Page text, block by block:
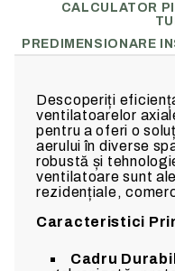
CALCULATOR
PREDIMENSIONARE
Descoperiți
ventilatoarelor
pentru a oferi o
aerului în diverse
robustă și
ventilatoare sunt
rezidențiale,
Caracteristici
Cadru